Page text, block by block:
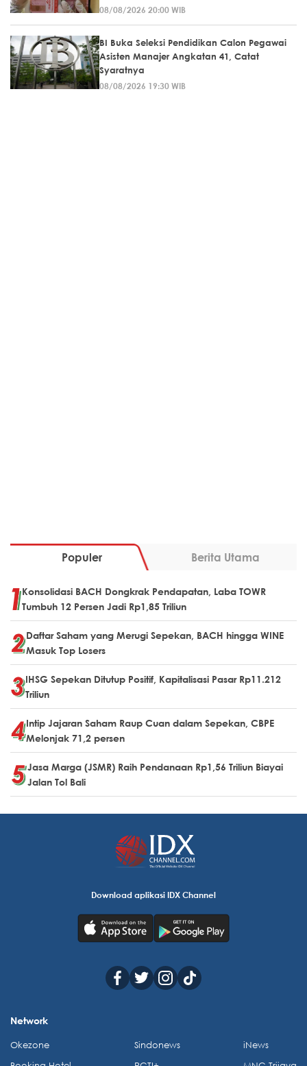
08/08/2026 20:00 WIB
BI Buka Seleksi Pendidikan Calon Pegawai
Asisten Manajer Angkatan 41, Catat
Syaratnya
08/08/2026 19:30 WIB
Populer Berita Utama
Konsolidasi BACH Dongkrak Pendapatan, Laba TOWR
Tumbuh 12 Persen Jadi Rp1,85 Triliun
Daftar Saham yang Merugi Sepekan, BACH hingga WINE
Masuk Top Losers
IHSG Sepekan Ditutup Positif, Kapitalisasi Pasar Rp11.212
Triliun
Intip Jajaran Saham Raup Cuan dalam Sepekan, CBPE
Melonjak 71,2 persen
Jasa Marga (JSMR) Raih Pendanaan Rp1,56 Triliun Biayai
Jalan Tol Bali
Download aplikasi IDX Channel
Network
Okezone
Sindonews
iNews